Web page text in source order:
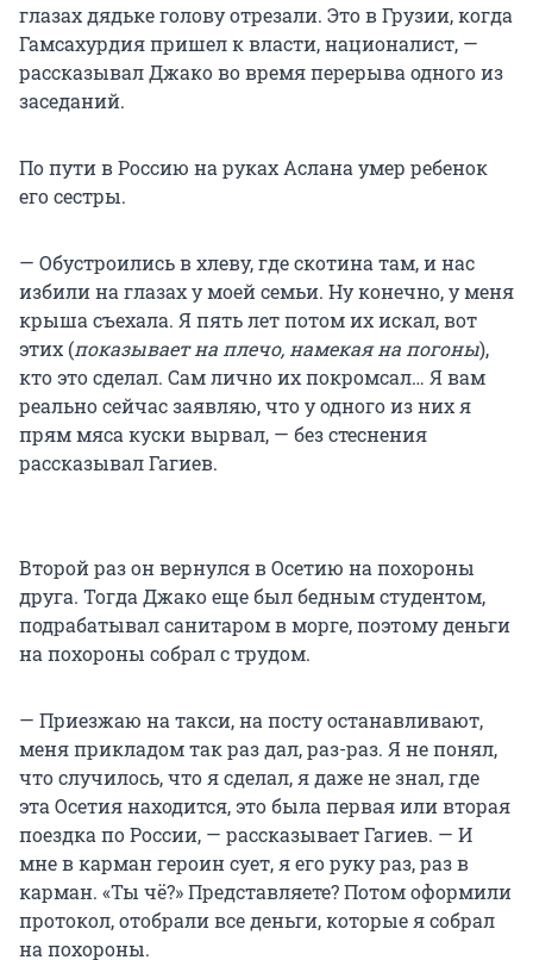
глазах дядьке голову отрезали. Это в Грузии, когда
Гамсахурдия пришел к власти, националист, —
рассказывал Джако во время перерыва одного из
заседаний.
По пути в Россию на руках Аслана умер ребенок
его сестры.
— Обустроились в хлеву, где скотина там, и нас
избили на глазах у моей семьи. Ну конечно, у меня
крыша съехала. Я пять лет потом их искал, вот
этих (показывает на плечо, намекая на погоны),
кто это сделал. Сам лично их покромсал… Я вам
реально сейчас заявляю, что у одного из них я
прям мяса куски вырвал, — без стеснения
рассказывал Гагиев.
Второй раз он вернулся в Осетию на похороны
друга. Тогда Джако еще был бедным студентом,
подрабатывал санитаром в морге, поэтому деньги
на похороны собрал с трудом.
— Приезжаю на такси, на посту останавливают,
меня прикладом так раз дал, раз-раз. Я не понял,
что случилось, что я сделал, я даже не знал, где
эта Осетия находится, это была первая или вторая
поездка по России, — рассказывает Гагиев. — И
мне в карман героин сует, я его руку раз, раз в
карман. «Ты чё?» Представляете? Потом оформили
протокол, отобрали все деньги, которые я собрал
на похороны.